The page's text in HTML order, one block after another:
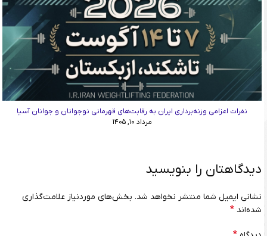
نفرات اعزامی وزنه‌برداری ایران به رقابت‌های قهرمانی نوجوانان و جوانان آسیا
مرداد ۱۰, ۱۴۰۵
دیدگاهتان را بنویسید
نشانی ایمیل شما منتشر نخواهد شد. بخش‌های موردنیاز علامت‌گذاری
شده‌اند *